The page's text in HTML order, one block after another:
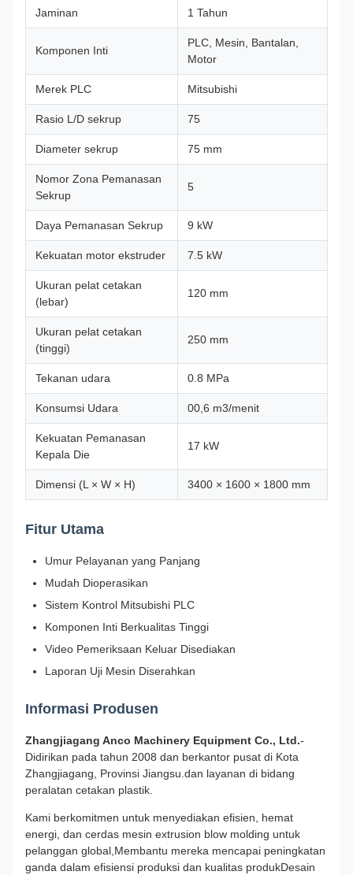
Jaminan 1 Tahun
Komponen Inti
PLC, Mesin, Bantalan,
Motor
Merek PLC Mitsubishi
Rasio L/D sekrup 75
Diameter sekrup 75 mm
Nomor Zona Pemanasan
Sekrup
5
Daya Pemanasan Sekrup 9 kW
Kekuatan motor ekstruder 7.5 kW
Ukuran pelat cetakan
(lebar)
120 mm
Ukuran pelat cetakan
(tinggi)
250 mm
Tekanan udara 0.8 MPa
Konsumsi Udara 00,6 m3/menit
Kekuatan Pemanasan
Kepala Die
17 kW
Dimensi (L × W × H) 3400 × 1600 × 1800 mm
Fitur Utama
Umur Pelayanan yang Panjang
Mudah Dioperasikan
Sistem Kontrol Mitsubishi PLC
Komponen Inti Berkualitas Tinggi
Video Pemeriksaan Keluar Disediakan
Laporan Uji Mesin Diserahkan
Informasi Produsen
Zhangjiagang Anco Machinery Equipment Co., Ltd.-
Didirikan pada tahun 2008 dan berkantor pusat di Kota
Zhangjiagang, Provinsi Jiangsu.dan layanan di bidang
peralatan cetakan plastik.
Kami berkomitmen untuk menyediakan efisien, hemat
energi, dan cerdas mesin extrusion blow molding untuk
pelanggan global,Membantu mereka mencapai peningkatan
ganda dalam efisiensi produksi dan kualitas produkDesain